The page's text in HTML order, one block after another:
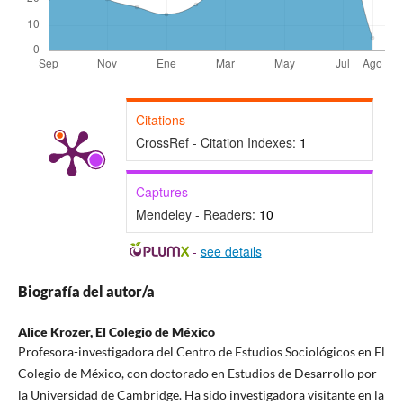
Citations
CrossRef - Citation Indexes: 1
Captures
Mendeley - Readers: 10
- see details
Biografía del autor/a
Alice Krozer,El Colegio de México
Profesora-investigadora del Centro de Estudios Sociológicos en El
Colegio de México, con doctorado en Estudios de Desarrollo por
la Universidad de Cambridge. Ha sido investigadora visitante en la